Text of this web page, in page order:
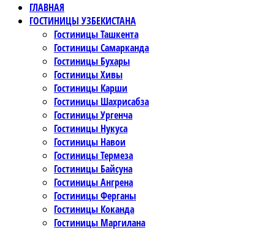
ГЛАВНАЯ
ГОСТИНИЦЫ УЗБЕКИСТАНА
Гостиницы Ташкента
Гостиницы Самарканда
Гостиницы Бухары
Гостиницы Хивы
Гостиницы Карши
Гостиницы Шахрисабза
Гостиницы Ургенча
Гостиницы Нукуса
Гостиницы Навои
Гостиницы Термеза
Гостиницы Байсуна
Гостиницы Ангрена
Гостиницы Ферганы
Гостиницы Коканда
Гостиницы Маргилана